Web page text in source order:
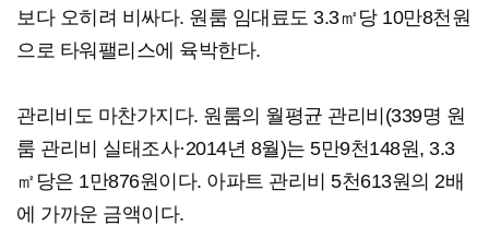
보다 오히려 비싸다. 원룸 임대료도 3.3㎡당 10만8천원
으로 타워팰리스에 육박한다.
관리비도 마찬가지다. 원룸의 월평균 관리비(339명 원
룸 관리비 실태조사·2014년 8월)는 5만9천148원, 3.3
㎡당은 1만876원이다. 아파트 관리비 5천613원의 2배
에 가까운 금액이다.